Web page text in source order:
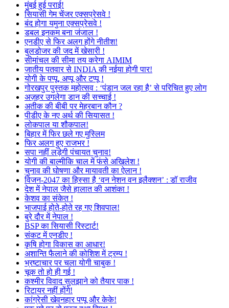
मुंबई हुई पराई!
सियासी गेम चेंजर एक्सप्रेसवे !
बंद होगा यमुना एक्सप्रेसवे !
डबल इनकम बना जंजाल !
एनडीए से फिर अलग होंगे नीतीश!
बुलडोजर की जद में खेसारी !
सीमांचल की सीमा तय करेगा AIMIM
जातीय पतवार से INDIA की नईया होगी पार!
योगी के पप्पू, अप्पू और टप्पू !
गोरखपुर पुस्तक महोत्सव : ‘पंडान जल रहा है’ से परिचित हुए लोग
अज़हर उगलेगा डान की सच्चाई !
अतीक की बीबी पर मेहरबान कौन ?
पीडीए के नए अर्थ की सियासत !
लोकपाल या शौकपाल!
बिहार में फिर छले गए मुस्लिम
फिर अलग हुए राजभर !
सपा नहीं लड़ेगी पंचायत चुनाव!
योगी की बाल्मीकि चाल में फंसे अखिलेश !
चुनाव की घोषणा और मायावती का ऐलान !
विजन-2047 का हिस्सा है ‘वन नेशन वन इलैक्शन’ : डॉ राजीव
देश में नेपाल जैसे हालात की आशंका !
केशव का संकेत !
भाजपाई होते-होते रह गए शिवपाल!
बुरे दौर में नेपाल !
BSP का सियासी रिस्टार्ट!
संकट में एनडीए !
कृषि होगा विकास का आधार!
अशान्ति फैलाने की कोशिश में ट्रम्प !
भ्रष्टाचार पर चला योगी चाबुक !
चूक तो हो ही गई !
कश्मीर विवाद सुलझाने को तैयार पाक !
रिटायर नहीं होंगे!
कांग्रेसी खेवनहार पप्पू और केके!